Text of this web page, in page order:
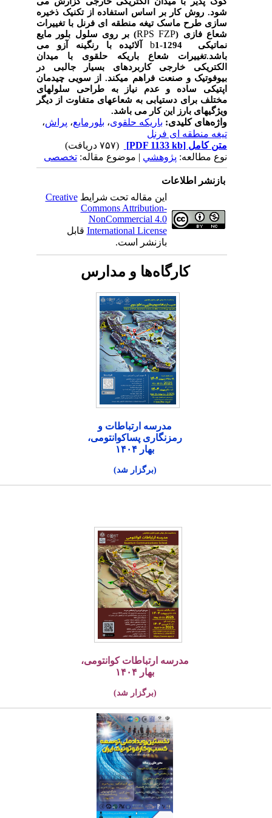
شود. روش کار بر اساس استفاده از تکنیک ذخیره
سازی طرح ماسک تیغه منطقه ای فرنل با تغییرات
شعاع فازی ( RPS FZP) بر روی سلول بلور مایع
نماتیکی 1294-1
bآلائیده با رنگینه آزو می
باشد.تغییرات شعاع باریکه حلقوی با میدان
الکتریکی خارجی کاربردهای بسیار جالبی در
بیوفوتیک و صنعت فراهم میکند. از سویی چیدمان
اپتیکی ساده و عدم نیاز به طراحی سلولهای
مختلف برای دستیابی به شعاعهای متفاوت از دیگر
ویژگیهای بارز این کار می باشد.
واژه‌های کلیدی:باریکه حلقوی،بلورمایع،پراش،
تیغه منطقه ای فرنل
متن کامل[PDF 1133 kb]
نوع مطالعه:پژوهشي| موضوع مقاله:تخصصی
بازنشر اطلاعات
این مقاله تحت شرایطCreative
Commons Attribution-
NonCommercial 4.0
International Licenseقابل
بازنشر است.
کارگاه‌ها و مدارس
مدرسه ارتباطات و
رمزنگاری پساکوانتومی،
بهار ۱۴۰۴
(برگزار شد)
مدرسه ارتباطات کوانتومی،
بهار ۱۴۰۴
(برگزار شد)